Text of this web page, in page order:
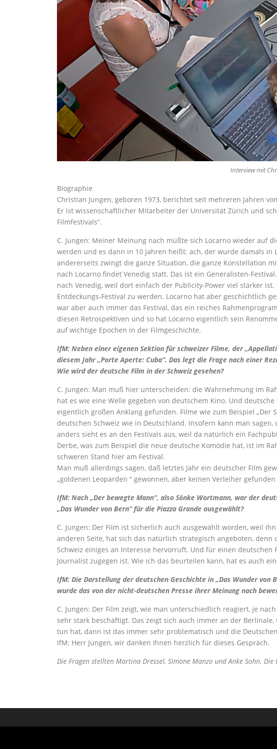
Interview mit
Biographie
Christian Jungen, geboren 1973, berichtet seit mehreren Jahren
Er ist wissenschaftlicher Mitarbeiter der Universität Zürich und
Filmfestivals“.
C. Jungen: Meiner Meinung nach müßte sich Locarno wieder auf
werden und es dann in 10 Jahren heißt: ach, der wurde damals
andererseits zwingt die ganze Situation, die ganze Konstellation
nach Locarno findet Venedig statt. Das ist ein Generalisten-
nach Venedig, weil dort einfach der Publicity-Power viel stärker
Entdeckungs-Festival zu werden. Locarno hat aber geschichtlich
war aber auch immer das Festival, das ein reiches
diesen Retrospektiven und so hat Locarno eigentlich sein
auf wichtige Epochen in der Filmgeschichte.
IfM: Neben einer eigenen Sektion für schweizer Filme, der
diesem Jahr „Porte Aperte: Cuba“. Das legt die Frage nach einer
Wie wird der deutsche Film in der Schweiz gesehen?
C. Jungen: Man muß hier unterscheiden: die Wahrnehmung im
hat es wie eine Welle gegeben von deutschem Kino. Und
eigentlich großen Anklang gefunden. Filme wie zum Beispiel
deutschen Schweiz wie in Deutschland. Insofern kann man
anders sieht es an den Festivals aus, weil da natürlich ein
Derbe, was zum Beispiel die neue deutsche Komödie hat, ist im
schweren Stand hier am Festival.
Man muß allerdings sagen, daß letztes Jahr ein deutscher Film
„goldenen Leoparden “ gewonnen, aber keinen Verleiher
IfM: Nach „Der bewegte Mann“, also Sönke Wortmann, war der
„Das Wunder von Bern“ für die Piazza Grande ausgewählt?
C. Jungen: Der Film ist sicherlich auch ausgewählt worden, weil
anderen Seite, hat sich das natürlich strategisch angeboten,
Schweiz einiges an Interesse hervorruft. Und für einen
Journalist zugegen ist. Wie ich das beurteilen kann, hat es auch
IfM: Die Darstellung der deutschen Geschichte in „Das Wunder
wurde das von der nicht-deutschen Presse ihrer Meinung nach
C. Jungen: Der Film zeigt, wie man unterschiedlich reagiert, je
sehr stark beschäftigt. Das zeigt sich auch immer an der
tun hat, dann ist das immer sehr problematisch und die
IfM: Herr Jungen, wir danken Ihnen herzlich für dieses Gespräch.
Die Fragen stellten Martina Dressel, Simone Manzo und Anke Sohn.